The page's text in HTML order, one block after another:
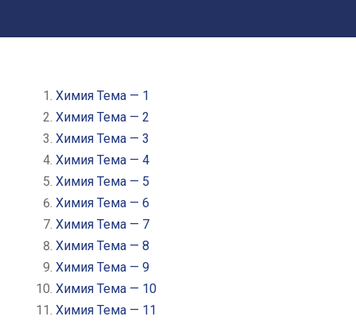
Химия Тема — 1
Химия Тема — 2
Химия Тема — 3
Химия Тема — 4
Химия Тема — 5
Химия Тема — 6
Химия Тема — 7
Химия Тема — 8
Химия Тема — 9
Химия Тема — 10
Химия Тема — 11